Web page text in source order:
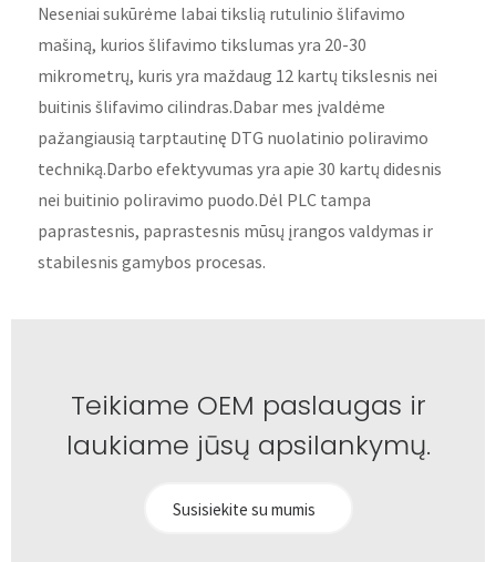
Neseniai sukūrėme labai tikslią rutulinio šlifavimo
mašiną, kurios šlifavimo tikslumas yra 20-30
mikrometrų, kuris yra maždaug 12 kartų tikslesnis nei
buitinis šlifavimo cilindras.Dabar mes įvaldėme
pažangiausią tarptautinę DTG nuolatinio poliravimo
techniką.Darbo efektyvumas yra apie 30 kartų didesnis
nei buitinio poliravimo puodo.Dėl PLC tampa
paprastesnis, paprastesnis mūsų įrangos valdymas ir
stabilesnis gamybos procesas.
Teikiame OEM paslaugas ir
laukiame jūsų apsilankymų.
Susisiekite su mumis